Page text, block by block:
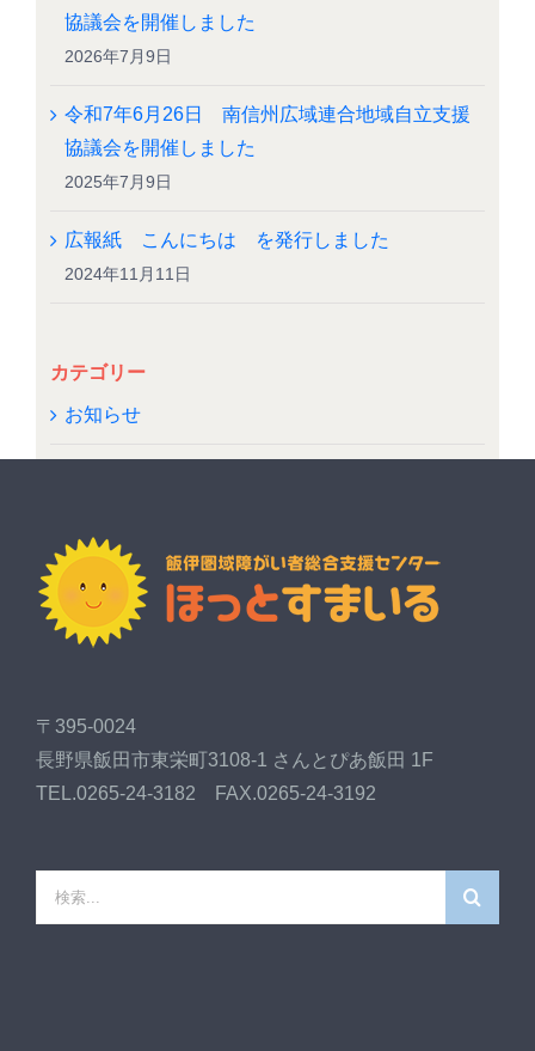
協議会を開催しました
2026年7月9日
令和7年6月26日 南信州広域連合地域自立支援
協議会を開催しました
2025年7月9日
広報紙 こんにちは を発行しました
2024年11月11日
カテゴリー
お知らせ
〒395-0024
長野県飯田市東栄町3108-1 さんとぴあ飯田 1F
TEL.0265-24-3182 FAX.0265-24-3192